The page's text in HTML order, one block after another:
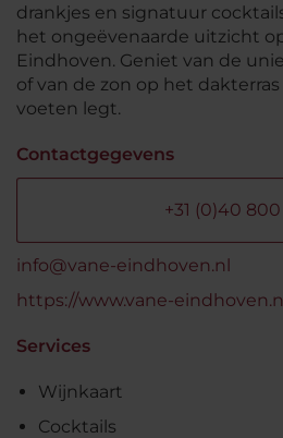
drankjes en signatuur
het ongeëvenaarde uitzicht
Eindhoven. Geniet van de
of van de zon op het
voeten legt.
Contactgegevens
+31 (0)40 800
info@vane-eindhoven.nl
https://www.vane-
Services
Wijnkaart
Cocktails